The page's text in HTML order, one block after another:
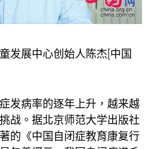
发展中心创始人陈杰[中国
发病率的逐年上升，越来越
战。据北京师范大学出版社
的《中国自闭症教育康复行